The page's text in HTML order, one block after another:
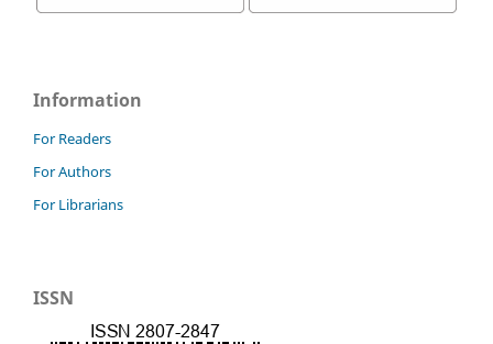
Information
For Readers
For Authors
For Librarians
ISSN